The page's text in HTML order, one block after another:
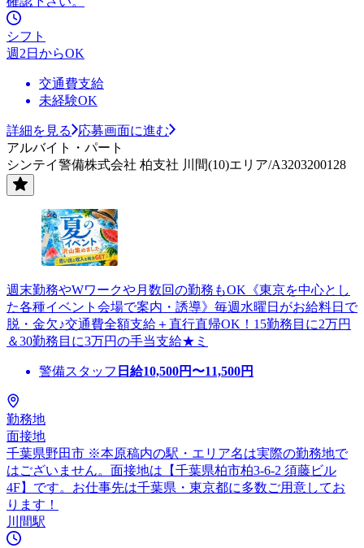
シフト
週2日からOK
交通費支給
未経験OK
詳細を見る
応募画面に進む
アルバイト・パート
シンテイ警備株式会社 柏支社 川間(10)エリア/A3203200128
週末勤務やWワークや月数回の勤務もOK《東京を中心とし
た各種イベント会場で案内・誘導》毎週水曜日がお給料日で
脱・金欠♪交通費全額支給＋直行直帰OK！15勤務目に2万円
＆30勤務目に3万円の手当支給★ミ
警備スタッフ 日給10,500円〜11,500円
勤務地
面接地
千葉県野田市 ※本原稿内の駅・エリア名は実際の勤務地で
はございません。面接地は【千葉県柏市柏3-6-2 須藤ビル
4F】です。お仕事先は千葉県・東京都に多数ご用意してお
ります！
川間駅